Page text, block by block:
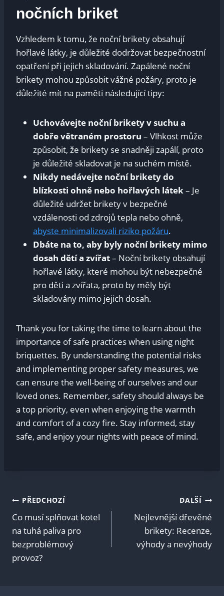
nočních briket
Vzhledem k tomu, že noční brikety obsahují
hořlavé látky, je důležité dodržovat bezpečnostní
opatření při jejich skladování. Zapálené noční
brikety mohou způsobit vážné požáry, proto je
důležité mít na paměti následující tipy:
Uchovávejte noční brikety v suchu a
dobře větraném prostoru – Vlhkost může
způsobit, že brikety se snadněji zapálí, proto
je důležité skladovat je na suchém místě.
Nikdy nedávejte noční brikety do
blízkosti ohně nebo hořlavých látek– Je
důležité udržet brikety v bezpečné
vzdálenosti od zdrojů tepla nebo ohně,
abyste minimalizovali riziko požáru.
Dbáte na to, aby byly noční brikety mimo
dosah dětí a zvířat– Noční brikety obsahují
hořlavé látky, které mohou být nebezpečné
pro děti a zvířata, proto by měly být
skladovány mimo jejich dosah.
Thank you for taking the time to learn about the
importance of safe practices when using night
briquettes. By understanding the potential risks
and implementing proper safety measures, we
can ensure the well-being of ourselves and our
loved ones. Remember, safety should always be
a top priority, even when enjoying the warmth
and comfort of a cozy fire. Stay informed, stay
safe, and enjoy your nights with peace of mind.
Navigace
pro
příspěvek
PŘEDCHOZÍ
Co musí splňovat kotel
na tuhá paliva pro
bezproblémový
provoz?
DALŠÍ
Nejlevnější dřevěné
brikety: Recenze,
výhody a nevýhody